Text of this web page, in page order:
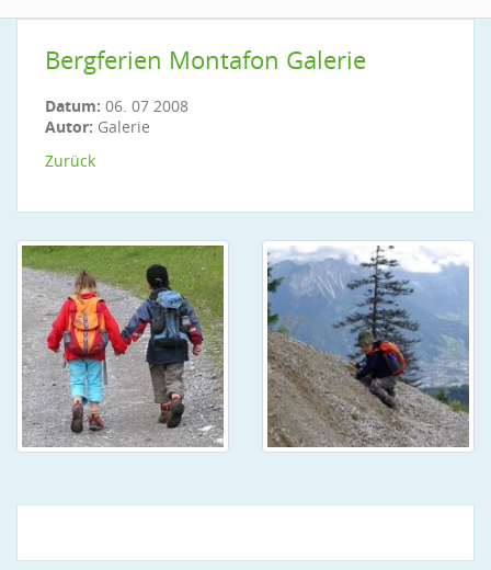
Bergferien Montafon Galerie
Datum: 06. 07 2008
Autor: Galerie
Zurück